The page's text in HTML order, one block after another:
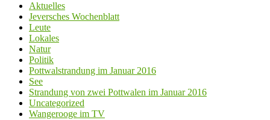
Aktuelles
Jeversches Wochenblatt
Leute
Lokales
Natur
Politik
Pottwalstrandung im Januar 2016
See
Strandung von zwei Pottwalen im Januar 2016
Uncategorized
Wangerooge im TV